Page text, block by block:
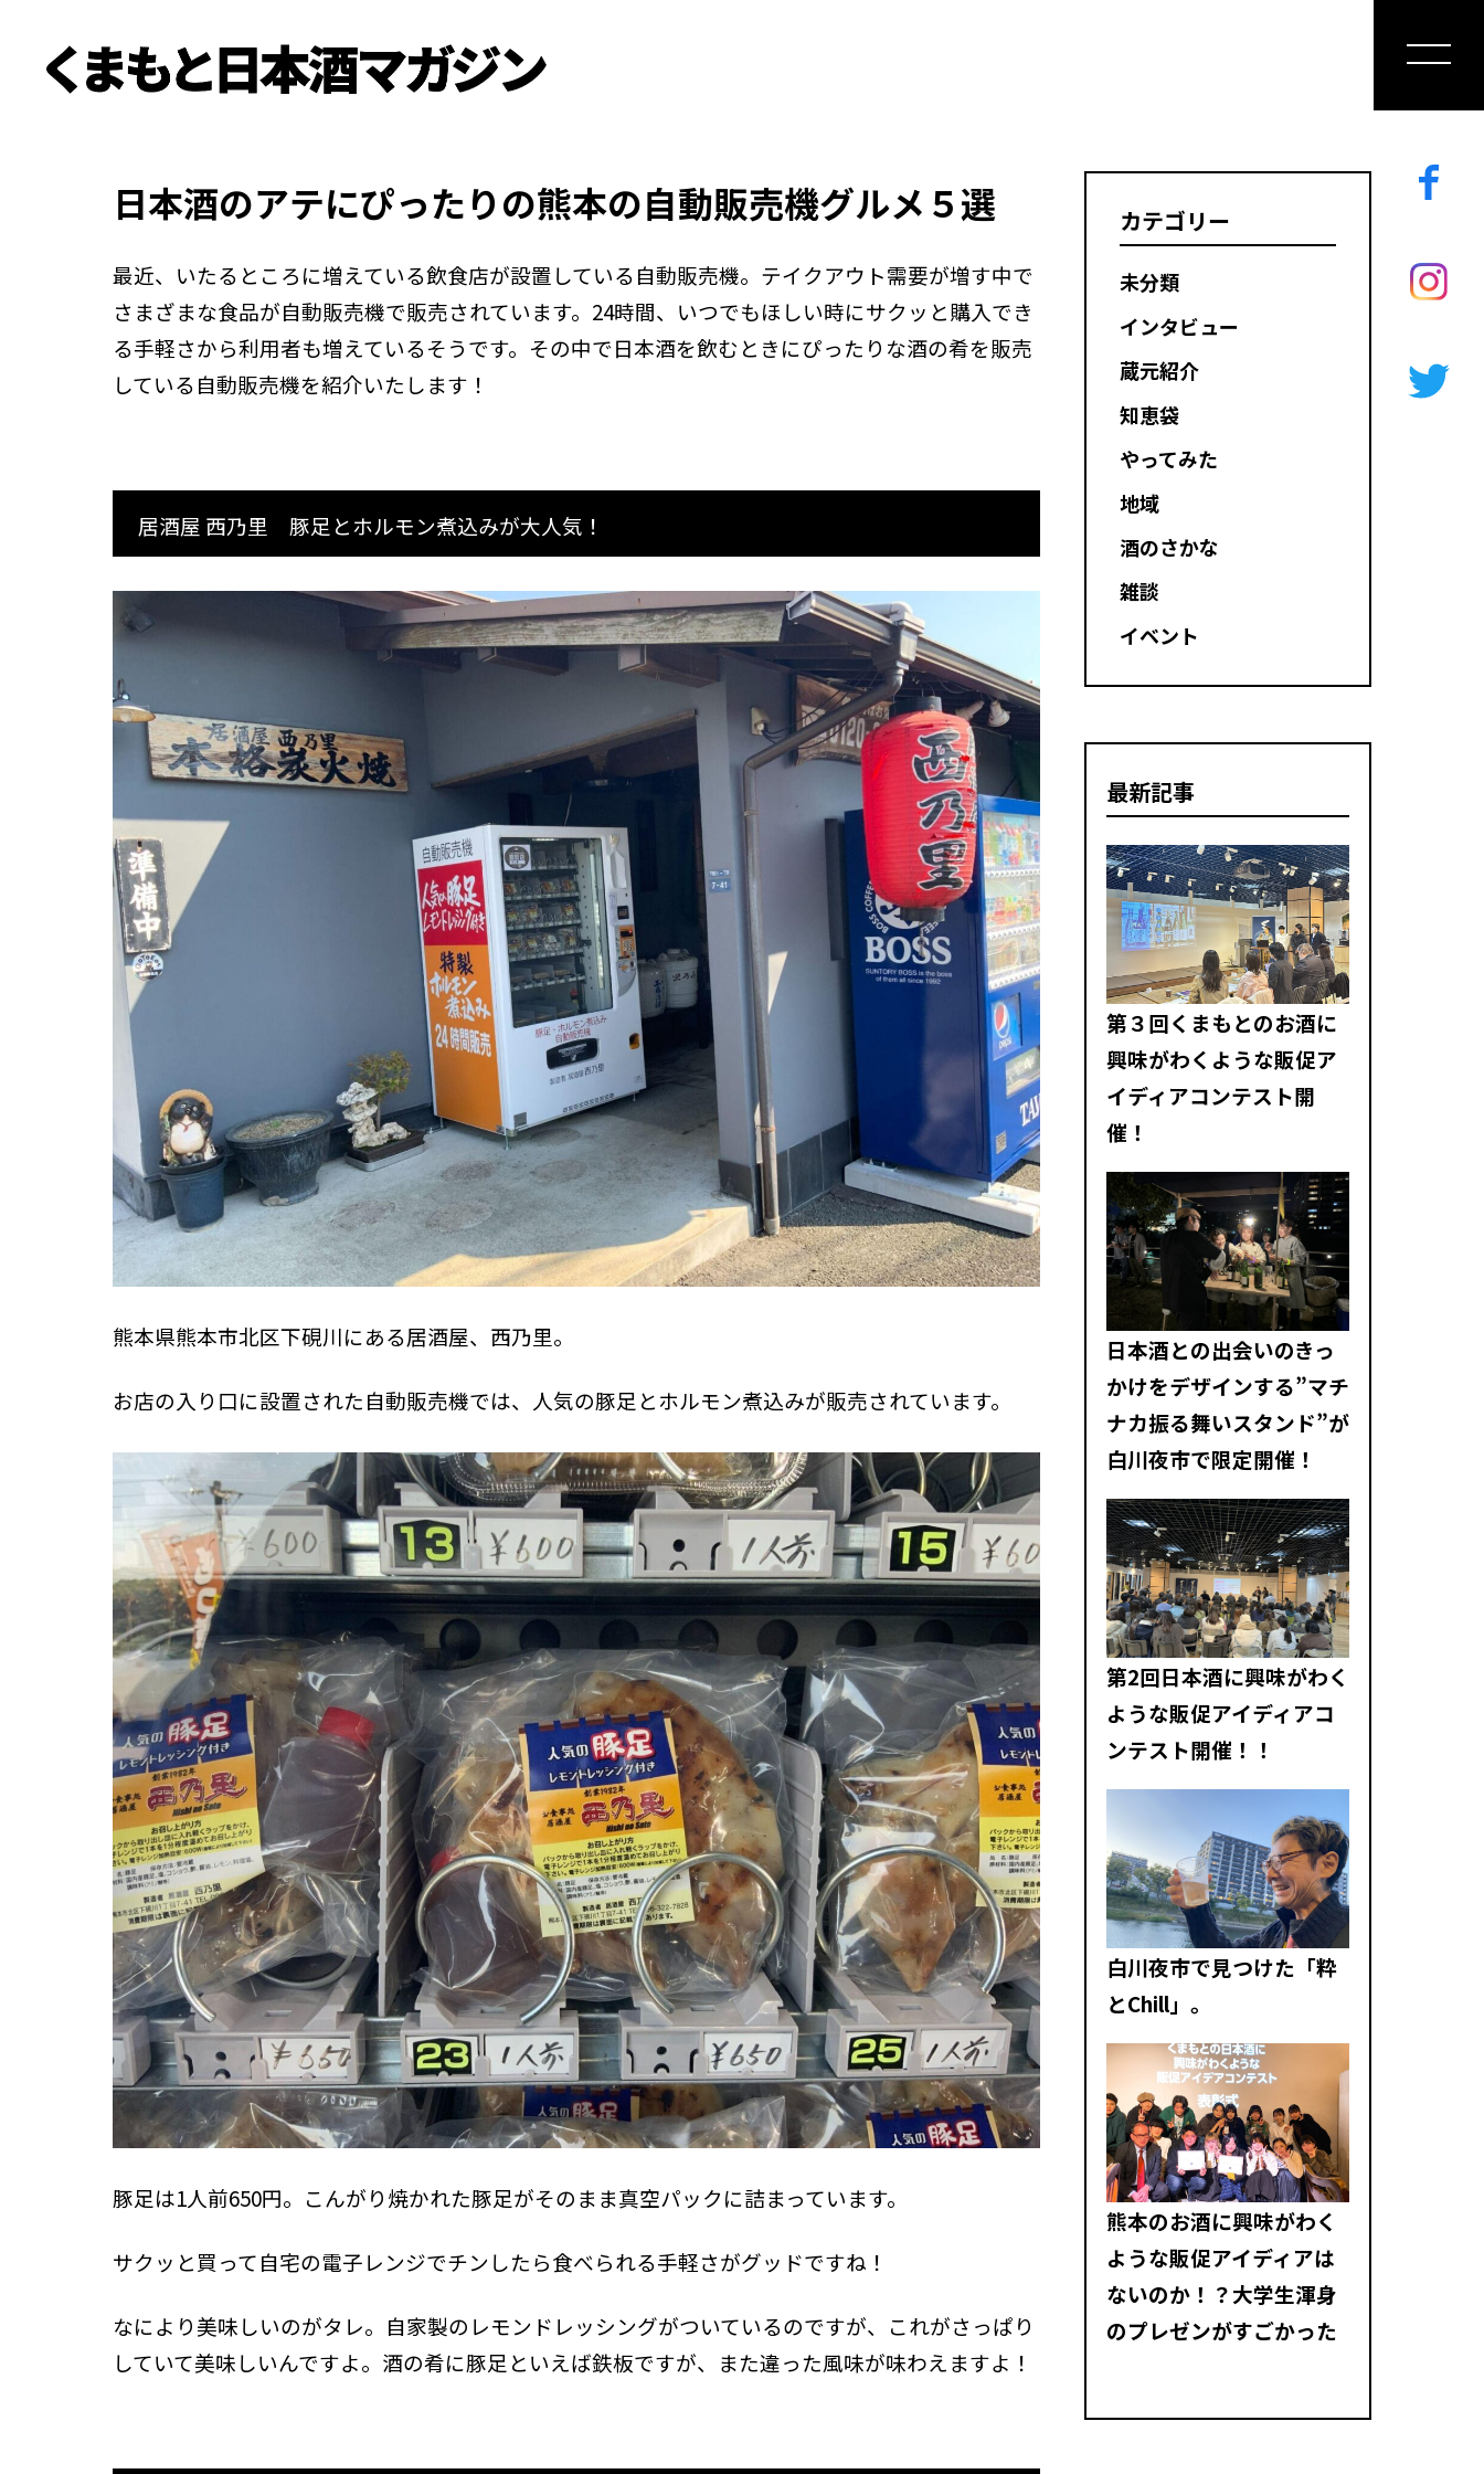
日本酒のアテにぴったりの熊本の自動販売機グルメ５選
最近、いたるところに増えている飲食店が設置している自動販売機。テイクアウト需要が増す中で
さまざまな食品が自動販売機で販売されています。24時間、いつでもほしい時にサクッと購入でき
る手軽さから利用者も増えているそうです。その中で日本酒を飲むときにぴったりな酒の肴を販売
している自動販売機を紹介いたします！
居酒屋 西乃里 豚足とホルモン煮込みが大人気！
熊本県熊本市北区下硯川にある居酒屋、西乃里。
お店の入り口に設置された自動販売機では、人気の豚足とホルモン煮込みが販売されています。
豚足は1人前650円。こんがり焼かれた豚足がそのまま真空パックに詰まっています。
サクッと買って自宅の電子レンジでチンしたら食べられる手軽さがグッドですね！
なにより美味しいのがタレ。自家製のレモンドレッシングがついているのですが、これがさっぱり
していて美味しいんですよ。酒の肴に豚足といえば鉄板ですが、また違った風味が味わえますよ！
カテゴリー
未分類
インタビュー
蔵元紹介
知恵袋
やってみた
地域
酒のさかな
雑談
イベント
最新記事
第３回くまもとのお酒に
興味がわくような販促ア
イディアコンテスト開
催！
日本酒との出会いのきっ
かけをデザインする”マチ
ナカ振る舞いスタンド”が
白川夜市で限定開催！
第2回日本酒に興味がわく
ような販促アイディアコ
ンテスト開催！！
白川夜市で見つけた「粋
とChill」。
熊本のお酒に興味がわく
ような販促アイディアは
ないのか！？大学生渾身
のプレゼンがすごかった